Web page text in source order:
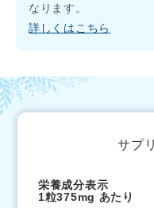
なります。
詳しくはこちら
サプ
栄養成分表示
1粒375mg あたり